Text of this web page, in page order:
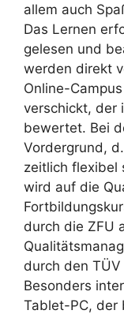
allem auch
Das Lernen
gelesen und
werden direkt
Online-
verschickt, der
bewertet. Bei
Vordergrund,
zeitlich flexibel
wird auf die
durch die ZFU
durch den
Besonders
Tablet-PC, der